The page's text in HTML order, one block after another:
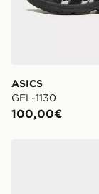
ASICS
GEL-1130
100,00€